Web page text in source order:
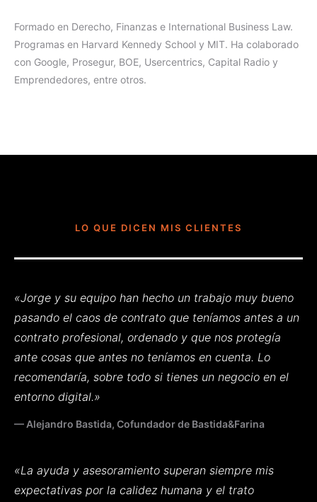
Formado en Derecho, Finanzas e International Business Law.
Programas en Harvard Kennedy School y MIT. Ha colaborado
con Google, Prosegur, BOE, Usercentrics, Capital Radio y
Emprendedores, entre otros.
LO QUE DICEN MIS CLIENTES
«Jorge y su equipo han hecho un trabajo muy bueno
pasando el caos de contrato que teníamos antes a un
contrato profesional, ordenado y que nos protegía
ante cosas que antes no teníamos en cuenta. Lo
recomendaría, sobre todo si tienes un negocio en el
entorno digital.»
— Alejandro Bastida, Cofundador de Bastida&Farina
«La ayuda y asesoramiento superan siempre mis
expectativas por la calidez humana y el trato